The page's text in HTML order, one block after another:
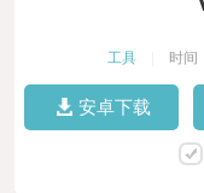
工具 时间
安卓下载